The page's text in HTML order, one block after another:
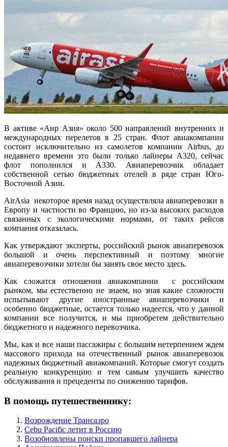
В активе «Аир Азия» около 500 направлений внутренних и
международных перелетов в 25 стран. Флот авиакомпании
состоит исключительно из самолетов компании Airbus, до
недавнего времени это были только лайнеры А320, сейчас
флот пополнился и А330. Авиаперевозчик обладает
собственной сетью бюджетных отелей в ряде стран Юго-
Восточной Азии.
AirAsia некоторое время назад осуществляла авиаперевозки в
Европу и частности во Францию, но из-за высоких расходов
связанных с экологическими нормами, от таких рейсов
компания отказалась.
Как утверждают эксперты, российский рынок авиаперевозок
большой и очень перспективный и поэтому многие
авиаперевозчики хотели бы занять свое место здесь.
Как сложатся отношения авиакомпании с российским
рынком, мы естественно не знаем, но зная какие сложности
испытывают другие иностранные авиаперевозчики и
особенно бюджетные, остается только надеется, что у данной
компании все получится, и мы приобретем действительно
бюджетного и надежного перевозчика.
Мы, как и все наши пассажиры с большим нетерпением ждем
массового прихода на отечественный рынок авиаперевозок
надежных бюджетный авиакомпаний. Которые смогут создать
реальную конкуренцию и тем самым улучшить качество
обслуживания и прецеденты по снижению тарифов.
В помощь путешественнику:
Возрождение Трансаэро
Cebu Pacific летит в Россию
Возобновлены поиски пропавшего лайнера